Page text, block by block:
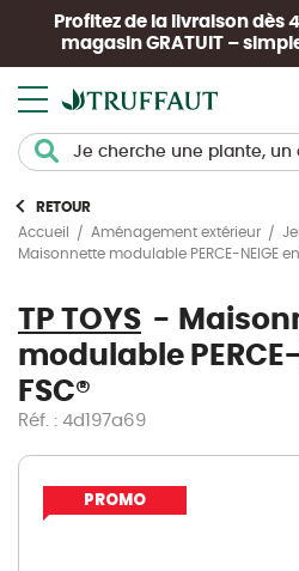
Profitez de la livraison dès
magasin GRATUIT –
RETOUR
Accueil
Aménagement extérieur
Maisonnette modulable PERCE-NEIGE
TP TOYS
modulable
FSC®
Réf. : 4d197a69
PROMO